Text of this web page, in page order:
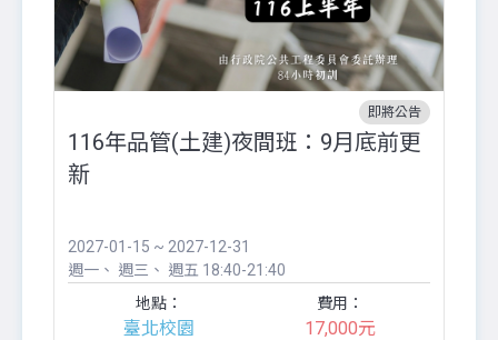
即將公告
116年品管(土建)夜間班：9月底前更
新
2027-01-15 ~ 2027-12-31
週一
週三 週五 18:40-21:40
地點：
臺北校園
費用：
17,000元